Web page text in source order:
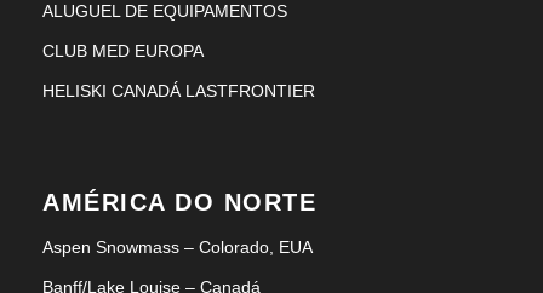
ALUGUEL DE EQUIPAMENTOS
CLUB MED EUROPA
HELISKI CANADÁ LASTFRONTIER
AMÉRICA DO NORTE
Aspen Snowmass – Colorado, EUA
Banff/Lake Louise – Canadá